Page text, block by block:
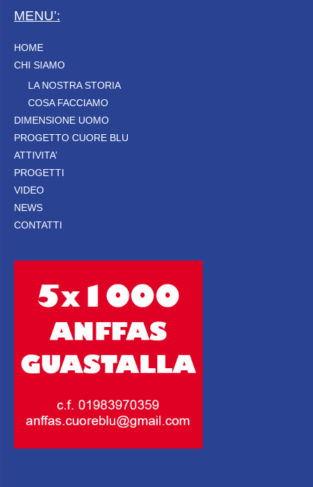
MENU’:
HOME
CHI SIAMO
LA NOSTRA STORIA
COSA FACCIAMO
DIMENSIONE UOMO
PROGETTO CUORE BLU
ATTIVITA’
PROGETTI
VIDEO
NEWS
CONTATTI